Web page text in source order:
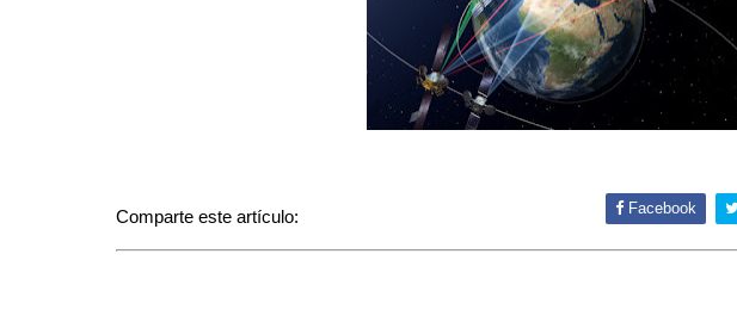
Comparte este artículo: Facebook